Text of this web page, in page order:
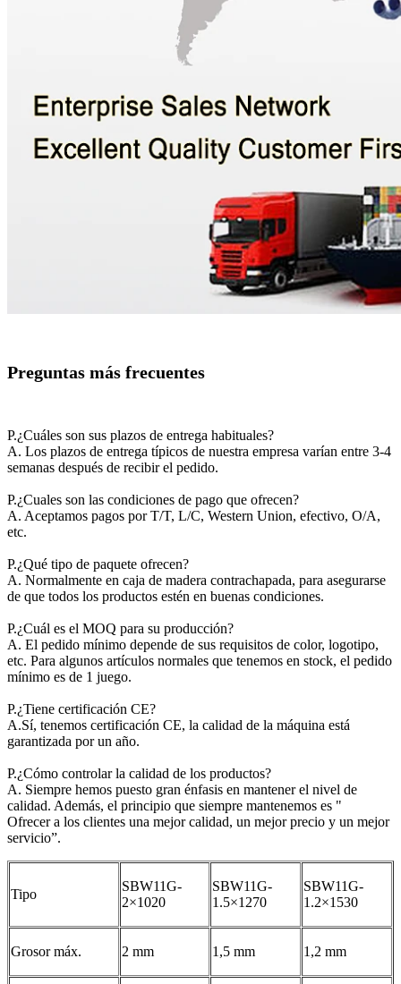
Preguntas más frecuentes
P.¿Cuáles son sus plazos de entrega habituales?
A. Los plazos de entrega típicos de nuestra empresa varían entre 3-4
semanas después de recibir el pedido.
P.¿Cuales son las condiciones de pago que ofrecen?
A. Aceptamos pagos por T/T, L/C, Western Union, efectivo, O/A,
etc.
P.¿Qué tipo de paquete ofrecen?
A. Normalmente en caja de madera contrachapada, para asegurarse
de que todos los productos estén en buenas condiciones.
P.¿Cuál es el MOQ para su producción?
A. El pedido mínimo depende de sus requisitos de color, logotipo,
etc. Para algunos artículos normales que tenemos en stock, el pedido
mínimo es de 1 juego.
P.¿Tiene certificación CE?
A.Sí, tenemos certificación CE, la calidad de la máquina está
garantizada por un año.
P.¿Cómo controlar la calidad de los productos?
A. Siempre hemos puesto gran énfasis en mantener el nivel de
calidad. Además, el principio que siempre mantenemos es "
Ofrecer a los clientes una mejor calidad, un mejor precio y un mejor
servicio”.
Tipo
SBW11G-
2×1020
SBW11G-
1.5×1270
SBW11G-
1.2×1530
Grosor máx. 2 mm 1,5 mm 1,2 mm